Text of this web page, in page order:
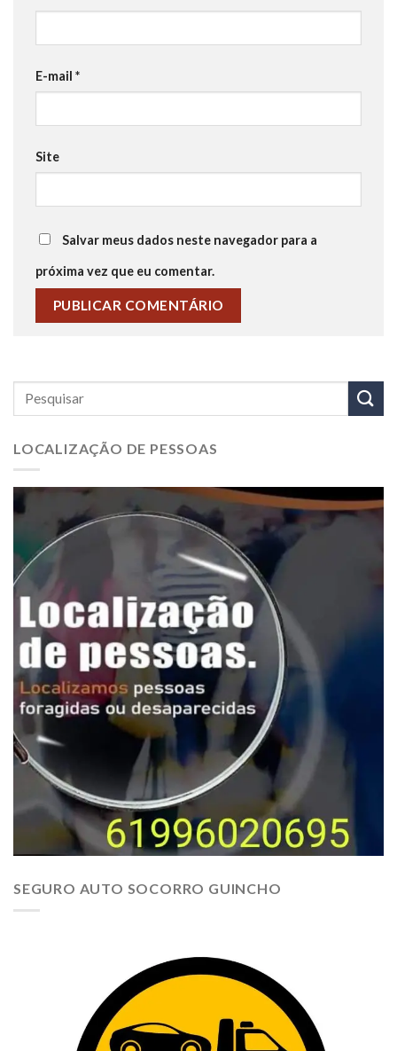
E-mail *
Site
Salvar meus dados neste navegador para a
próxima vez que eu comentar.
LOCALIZAÇÃO DE PESSOAS
SEGURO AUTO SOCORRO GUINCHO